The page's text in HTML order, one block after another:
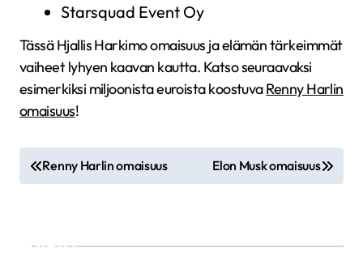
Starsquad Event Oy
Tässä Hjallis Harkimo omaisuus ja elämän tärkeimmät
vaiheet lyhyen kaavan kautta. Katso seuraavaksi
esimerkiksi miljoonista euroista koostuvaRenny Harlin
omaisuus!
A
r
Renny Harlin omaisuus Elon Musk omaisuus
Etsi